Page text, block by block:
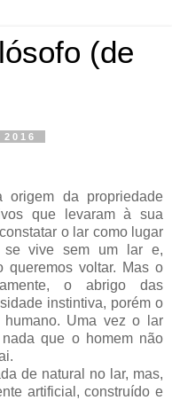
(de
da propriedade
que levaram à sua
o lar como lugar
se vive sem um lar e,
queremos voltar. Mas o
o abrigo das
instintiva, porém o
Uma vez o lar
que o homem não
de natural no lar, mas,
artificial, construído e